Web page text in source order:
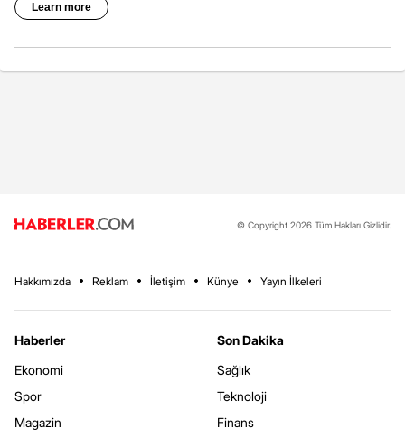
© Copyright 2026 Tüm Hakları Gizlidir.
Hakkımızda Reklam İletişim Künye Yayın İlkeleri
Haberler
Ekonomi
Spor
Magazin
Son Dakika
Sağlık
Teknoloji
Finans